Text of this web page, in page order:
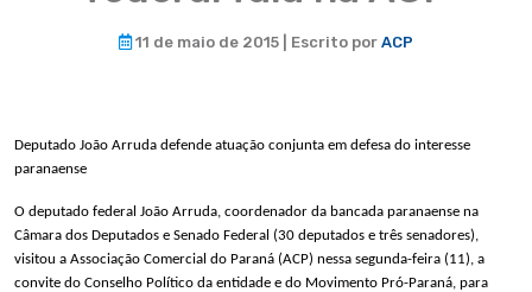
11 de maio de 2015 | Escrito por ACP
Deputado João Arruda defende atuação conjunta em defesa do interesse
paranaense
O deputado federal João Arruda, coordenador da bancada paranaense na
Câmara dos Deputados e Senado Federal (30 deputados e três senadores),
visitou a Associação Comercial do Paraná (ACP) nessa segunda-feira (11), a
convite do Conselho Político da entidade e do Movimento Pró-Paraná, para